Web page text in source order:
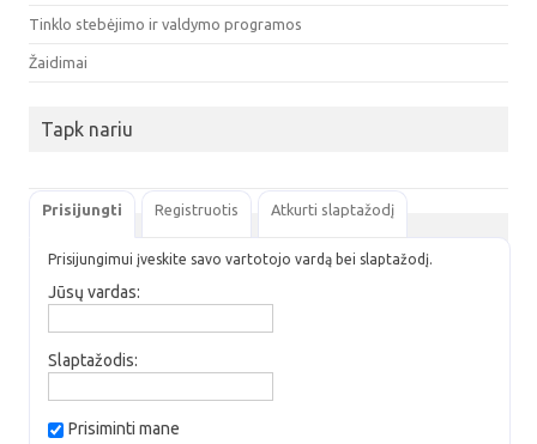
Tinklo stebėjimo ir valdymo programos
Žaidimai
Tapk nariu
Prisijungti Registruotis Atkurti slaptažodį
Prisijungimui įveskite savo vartotojo vardą bei slaptažodį.
Jūsų vardas:
Slaptažodis:
Prisiminti mane